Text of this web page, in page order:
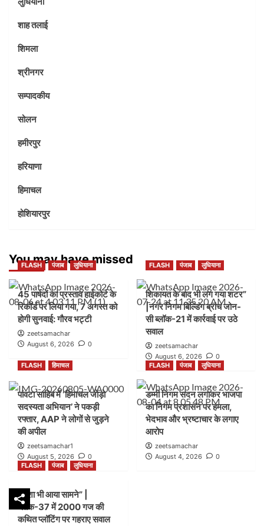
शाह तलाई
शिमला
श्रीनगर
सम्पादकीय
सोलन
हमीरपुर
हरियाणा
हिमाचल
होशियारपुर
You may have missed
FLASH पंजाब लुधियाना
45 पार्षदों का प्रस्ताव हाईकोर्ट के
रिकॉर्ड पर लिया गया, 7 अगस्त को
होगी सुनवाई: गौरव भट्टी
zeetsamachar
August 6, 2026
0
FLASH पंजाब लुधियाना
शिकायत के बाद भी लग गया शटर”
|नगर निगम बिल्डिंग ब्रांच जोन-
सी ब्लॉक-21 में कार्रवाई पर उठे
सवाल
zeetsamachar
August 6, 2026
0
FLASH
हिमाचल
पांवटा साहिब में ‘हिमाचल जोड़ो
सदस्यता अभियान’ ने पकड़ी
रफ्तार, AAP ने लोगों से जुड़ने
की अपील
zeetsamachar1
August 5, 2026
0
FLASH पंजाब लुधियाना
डम्मी निगम सदन लगाकर भाजपा
का निगम प्रशासन पर हमला,
भेदभाव और भ्रष्टाचार के लगाए
आरोप
zeetsamachar
August 4, 2026
0
FLASH
पंजाब लुधियाना
नक्शा भी आया सामने” |
ब्लॉक-37 में 2000 गज की
कथित प्लॉटिंग पर गहराए सवाल